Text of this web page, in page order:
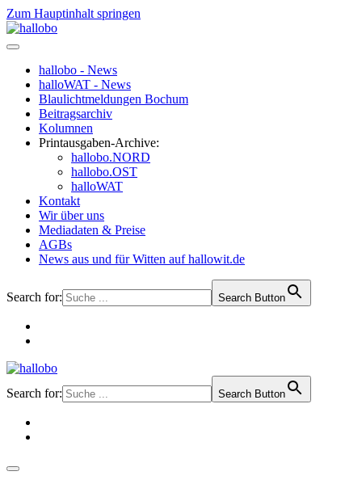
Zum Hauptinhalt springen
hallobo - News
halloWAT - News
Blaulichtmeldungen Bochum
Beitragsarchiv
Kolumnen
Printausgaben-Archive:
hallobo.NORD
hallobo.OST
halloWAT
Kontakt
Wir über uns
Mediadaten & Preise
AGBs
News aus und für Witten auf hallowit.de
Search for: Search Button
Search for: Search Button